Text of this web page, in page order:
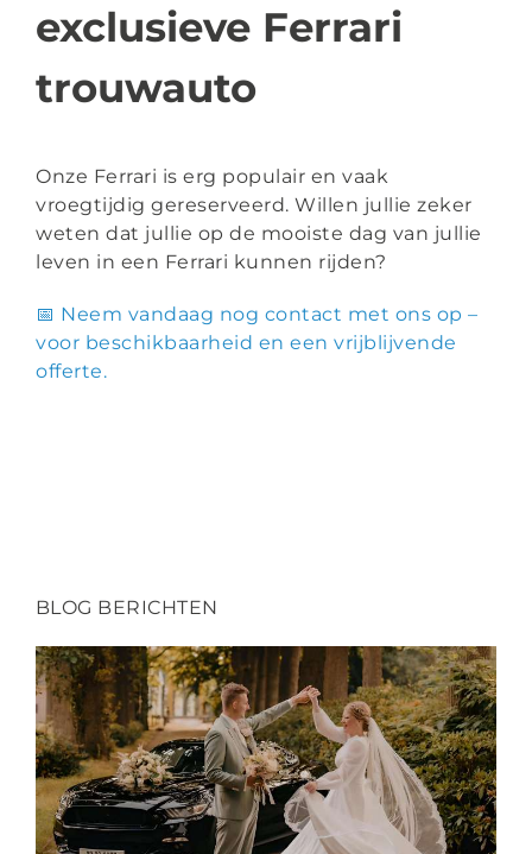
exclusieve Ferrari
trouwauto
Onze Ferrari is erg populair en vaak
vroegtijdig gereserveerd. Willen jullie zeker
weten dat jullie op de mooiste dag van jullie
leven in een Ferrari kunnen rijden?
📅 Neem vandaag nog contact met ons op –
voor beschikbaarheid en een vrijblijvende
offerte.
BLOG BERICHTEN